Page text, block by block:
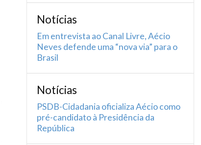
Notícias
Em entrevista ao Canal Livre, Aécio
Neves defende uma “nova via” para o
Brasil
Notícias
PSDB-Cidadania oficializa Aécio como
pré-candidato à Presidência da
República